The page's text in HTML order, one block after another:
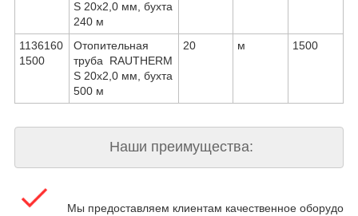
S 20х2,0 мм, бухта
240 м
1136160
1500
Отопительная
труба RAUTHERM
S 20х2,0 мм, бухта
500 м
20 м 1500
Наши преимущества:
Мы предоставляем клиентам качественное